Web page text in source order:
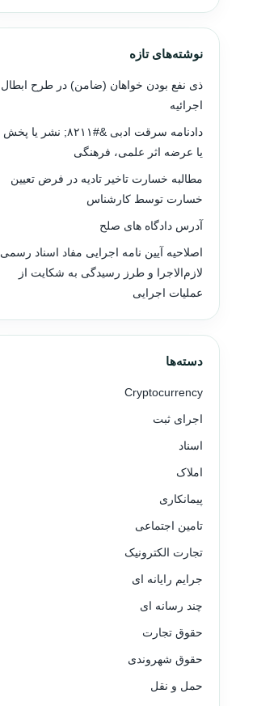
نوشته‌های تازه
ذی نفع بودن خواهان (ضامن) در طرح ابطال
اجرائیه
دادنامه سرقت ادبی &#۸۲۱۱; نشر یا پخش
یا عرضه اثر علمی، فرهنگی
مطالبه خسارت تاخیر تادیه در فرض تعیین
خسارت توسط کارشناس
آدرس دادگاه های صلح
اصلاحیه آیین نامه اجرایی مفاد اسناد رسمی
لازم‌الاجرا و طرز رسیدگی به شکایت از
عملیات اجرایی
دسته‌ها
Cryptocurrency
اجرای ثبت
اسناد
املاک
پیمانکاری
تامین اجتماعی
تجارت الکترونیک
جرایم رایانه ای
چند رسانه ای
حقوق تجارت
حقوق شهروندی
حمل و نقل